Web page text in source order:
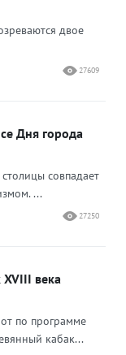
двое
27609
Дня города
совпадает
...
27250
века
по программе
кабак...